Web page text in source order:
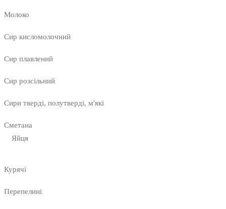
Молоко
Сир кисломолочний
Сир плавлений
Сир розсільний
Сири тверді, полутверді, м'які
Сметана
Яйця
Курячі
Перепелині